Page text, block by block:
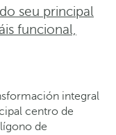
seu principal
funcional,
integral
centro de
de